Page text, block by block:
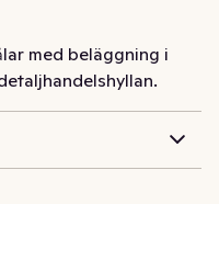
med beläggning i